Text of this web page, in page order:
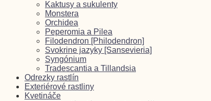
Kaktusy a sukulenty
Monstera
Orchidea
Peperomia a Pilea
Filodendron [Philodendron]
Svokrine jazyky [Sansevieria]
Syngónium
Tradescantia a Tillandsia
Odrezky rastlín
Exteriérové rastliny
Kvetináče